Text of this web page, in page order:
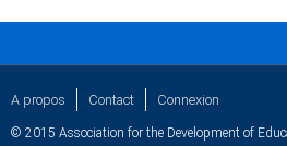
A propos Contact Connexion
© 2015 Association for the Development of